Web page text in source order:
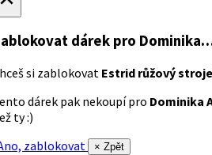
dárek pro
si zablokovat Estrid růžový
dárek pak nekoupí pro Dominika
ty :)
zablokovat
× Zpět